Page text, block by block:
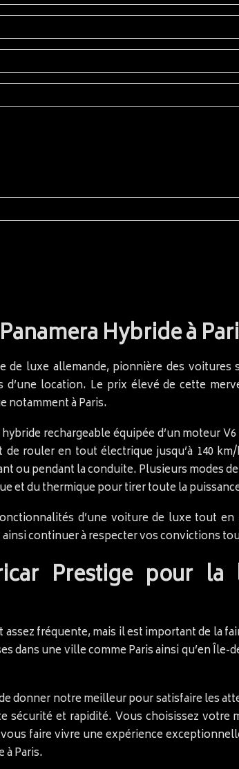
Hybride à
de luxe allemande, pionnière des
location. Le prix élevé de cette
notamment à Paris.
rechargeable équipée d’un moteur
de rouler en tout électrique jusqu’à 140
ou pendant la conduite. Plusieurs
et du thermique pour tirer toute la
d’une voiture de luxe tout
continuer à respecter vos convictions
Prestige pour la
fréquente, mais il est important de la
dans une ville comme Paris ainsi qu’en
donner notre meilleur pour satisfaire les
sécurité et rapidité. Vous choisissez
faire vivre une expérience
Paris.